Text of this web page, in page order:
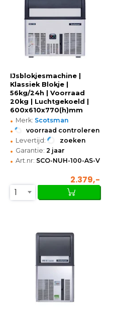
IJsblokjesmachine |
Klassiek Blokje |
56kg/24h | Voorraad
20kg | Luchtgekoeld |
600x610x770(h)mm
• Merk: Scotsman
• voorraad controleren
• Levertijd: zoeken
• Garantie: 2 jaar
• Art.nr: SCO-NUH-100-AS-V
2.379,-
1